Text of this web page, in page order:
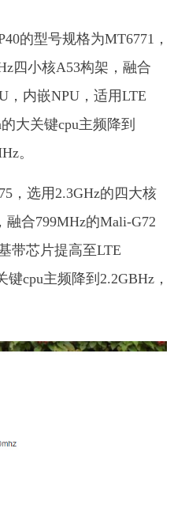
的型号规格为MT6771，
四小核A53构架，融合
，内嵌NPU，适用LTE
大关键cpu主频降到
。
，选用2.3GHz的四大核
融合799MHz的Mali-G72
带芯片提高至LTE
cpu主频降到2.2GBHz，